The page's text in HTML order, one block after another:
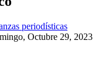
periodísticas
Octubre 29, 2023